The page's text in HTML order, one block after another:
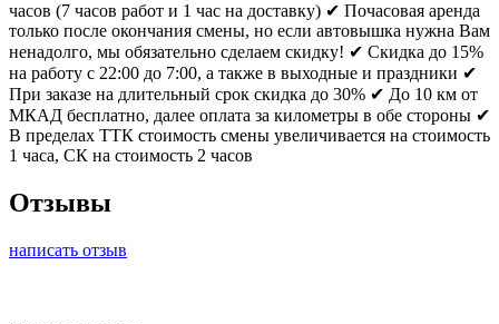
часов (7 часов работ и 1 час на доставку) ✔ Почасовая аренда
только после окончания смены, но если автовышка нужна Вам
ненадолго, мы обязательно сделаем скидку! ✔ Скидка до 15%
на работу с 22:00 до 7:00, а также в выходные и праздники ✔
При заказе на длительный срок скидка до 30% ✔ До 10 км от
МКАД бесплатно, далее оплата за километры в обе стороны ✔
В пределах ТТК стоимость смены увеличивается на стоимость
1 часа, СК на стоимость 2 часов
Отзывы
написать отзыв